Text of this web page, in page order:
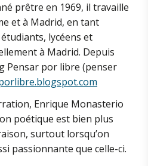
prêtre en 1969, il travaille
et à Madrid, en tant
lycéens et
à Madrid. Depuis
Pensar por libre (penser
Enrique Monasterio
poétique est bien plus
surtout lorsqu’on
passionnante que celle-ci.